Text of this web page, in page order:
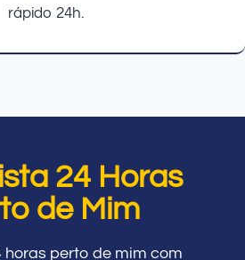
rápido 24h.
24 Horas
de Mim
horas perto de mim com